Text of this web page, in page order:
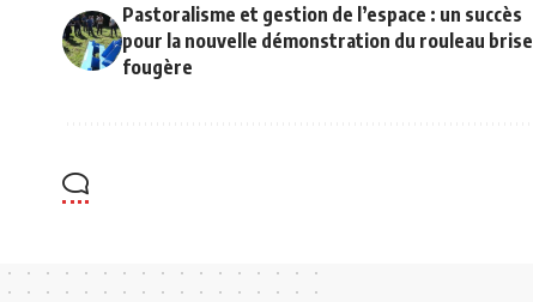
Pastoralisme et gestion de l’espace : un succès
pour la nouvelle démonstration du rouleau brise
fougère